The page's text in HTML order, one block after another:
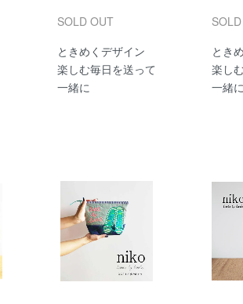
SOLD OUT
ときめくデザイン
楽しむ毎日を送って
一緒に
とき
楽し
一緒に